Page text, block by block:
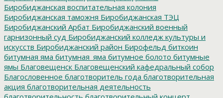
Биробиджанская воспитательная колония
Биробиджанская таможня Биробиджанская ТЭЦ
Биробиджанский Арбат Биробиджанский военный
гарнизонный суд Биробиджанский колледж культуры и
искусств Биробиджанский район Бирофельд биткоин
битумная яма битумная_яма битумное болото битумные
ямы Благовещенск Благовещенский кафедральный собор
Благословенное благотворитель года благотворительная
акция благотворительная деятельность